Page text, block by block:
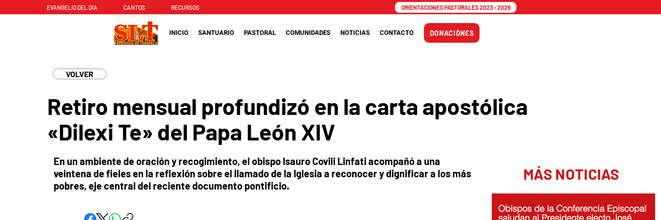
EVANGELIO DEL DÍA CANTOS RECURSOS ORIENTACIONES PASTORALES 2023 - 2026
INICIO SANTUARIO PASTORAL COMUNIDADES NOTICIAS CONTACTO DONACIÓNES
VOLVER
Retiro mensual profundizó en la carta apostólica
«Dilexi Te» del Papa León XIV
En un ambiente de oración y recogimiento, el obispo Isauro Covili Linfati acompañó a una
veintena de fieles en la reflexión sobre el llamado de la Iglesia a reconocer y dignificar a los más
pobres, eje central del reciente documento pontificio.
MÁS NOTICIAS
Obispos de la Conferencia Episcopal